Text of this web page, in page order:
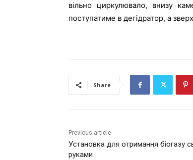
вільно циркулювало, внизу
поступатиме в дегідратор, а
Share
Previous article
Установка для отримання біогазу
руками